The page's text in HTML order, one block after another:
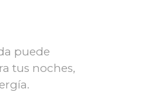
puede
tus noches,